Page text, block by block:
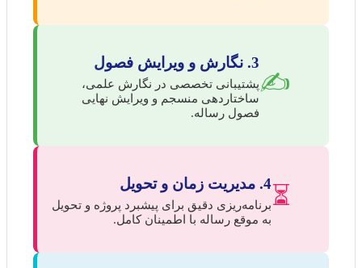
✍️
3. نگارش و ویرایش فصول
پشتیبانی تخصصی در نگارش علمی،
ساختاردهی منسجم و ویرایش نهایی
فصول رساله.
⏳4. مدیریت زمان و تحویل
برنامه‌ریزی دقیق برای پیشبرد پروژه و تحویل
به موقع رساله با اطمینان کامل.